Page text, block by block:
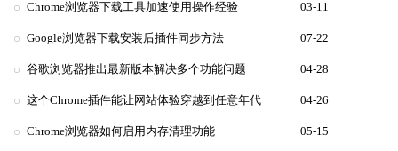
Chrome浏览器下载工具加速使用操作经验 03-11
Google浏览器下载安装后插件同步方法 07-22
谷歌浏览器推出最新版本解决多个功能问题 04-28
这个Chrome插件能让网站体验穿越到任意年代 04-26
Chrome浏览器如何启用内存清理功能 05-15